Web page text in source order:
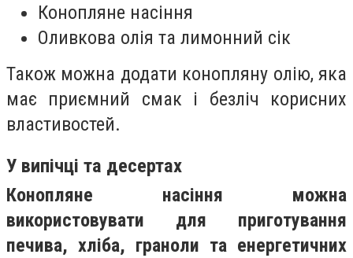
Конопляне насіння
Оливкова олія та лимонний сік
Також можна додати конопляну олію, яка
має приємний смак і безліч корисних
властивостей.
У випічці та десертах
Конопляне насіння можна
використовувати для приготування
печива, хліба, граноли та енергетичних